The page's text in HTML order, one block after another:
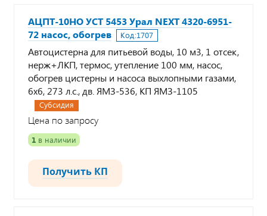
АЦПТ-10НО УСТ 5453 Урал NEXT 4320-6951-
72 насос, обогрев
Код:1707
Автоцистерна для питьевой воды, 10 м3, 1 отсек,
нерж+ЛКП, термос, утепление 100 мм, насос,
обогрев цистерны и насоса выхлопными газами,
6х6, 273 л.с., дв. ЯМЗ-536, КП ЯМЗ-1105
Субсидия
Цена по запросу
1 в наличии
Получить КП